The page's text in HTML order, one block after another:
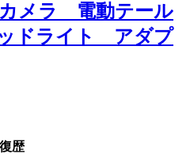
メラ 電動テール
ドライト アダプ
歴